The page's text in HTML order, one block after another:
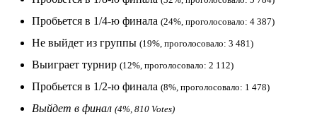
Пробьется в 1/4-ю финала (24%, проголосовало: 4 387)
Не выйдет из группы (19%, проголосовало: 3 481)
Выиграет турнир (12%, проголосовало: 2 112)
Пробьется в 1/2-ю финала (8%, проголосовало: 1 478)
Выйдет в финал (4%, 810 Votes)